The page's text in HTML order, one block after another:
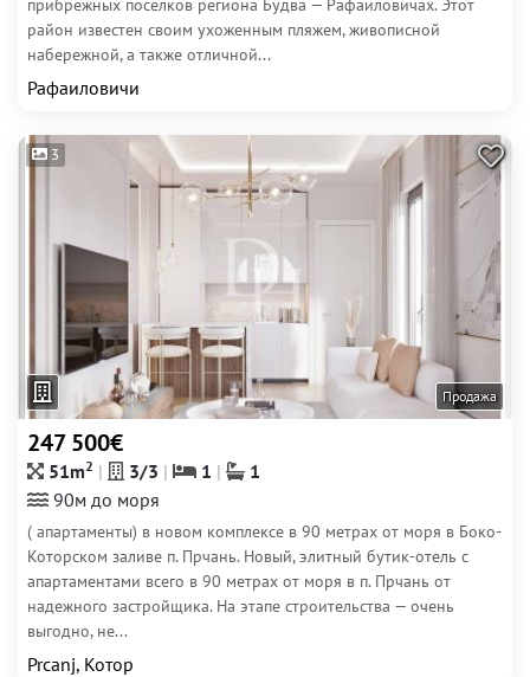
прибрежных поселков региона Будва — Рафаиловичах. Этот
район известен своим ухоженным пляжем, живописной
набережной, а также отличной...
Рафаиловичи
3
Продажа
247 500€
51m2 3/3 1
1
90м до моря
( апартаменты) в новом комплексе в 90 метрах от моря в Боко-
Которском заливе п. Прчань. Новый, элитный бутик-отель с
апартаментами всего в 90 метрах от моря в п. Прчань от
надежного застройщика. На этапе строительства — очень
выгодно, не...
Prcanj, Котор